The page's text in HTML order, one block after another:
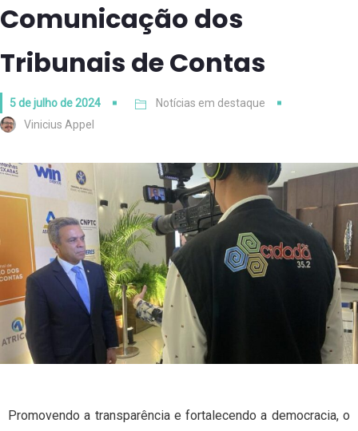
Comunicação dos
Tribunais de Contas
5 de julho de 2024
Notícias em destaque
Vinicius Appel
Promovendo a transparência e fortalecendo a democracia, o